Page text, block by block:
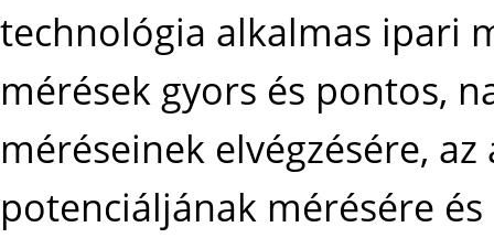
technológia alkalmas ipari
mérések gyors és pontos,
méréseinek elvégzésére,
potenciáljának mérésére